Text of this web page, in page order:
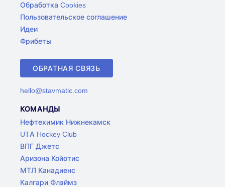
Обработка Cookies
Пользовательское соглашение
Идеи
Фрибеты
ОБРАТНАЯ СВЯЗЬ
hello@stavmatic.com
КОМАНДЫ
Нефтехимик Нижнекамск
UTA Hockey Club
ВПГ Джетс
Аризона Койотис
МТЛ Канадиенс
Калгари Флэймз